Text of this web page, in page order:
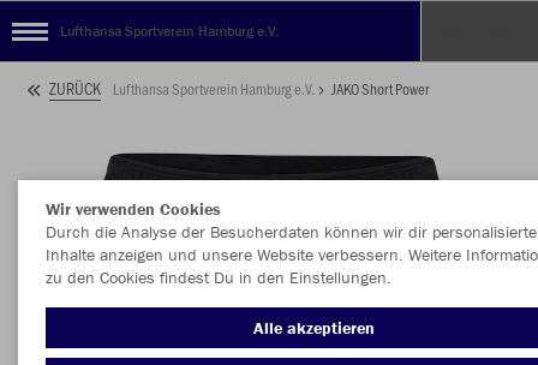
Lufthansa Sportverein Hamburg e.V.
ZURÜCK Lufthansa Sportverein Hamburg e.V. JAKO Short Power
Wir verwenden Cookies
Durch die Analyse der Besucherdaten können wir dir personalisierte
Inhalte anzeigen und unsere Website verbessern. Weitere
zu den Cookies findest Du in den Einstellungen.
Alle akzeptieren